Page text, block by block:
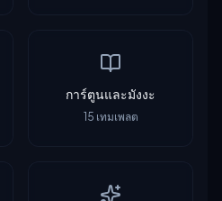
การ์ตูนและมังงะ
15 เทมเพลต